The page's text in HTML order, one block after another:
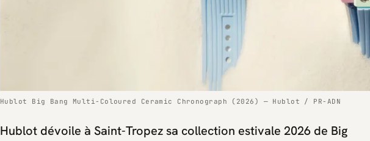
Hublot Big Bang Multi-Coloured Ceramic Chronograph (2026) — Hublot / PR-ADN
Hublot dévoile à Saint-Tropez sa collection estivale 2026 de Big